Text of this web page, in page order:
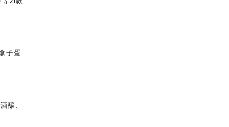
子蛋
釀、